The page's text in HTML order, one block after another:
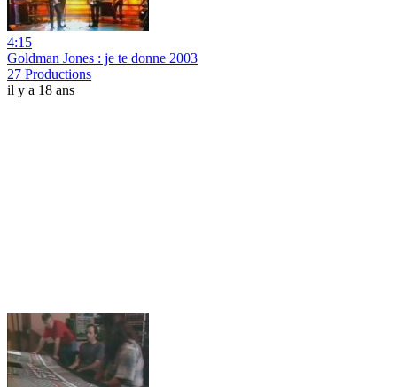
4:15
Goldman Jones : je te donne 2003
27 Productions
il y a 18 ans